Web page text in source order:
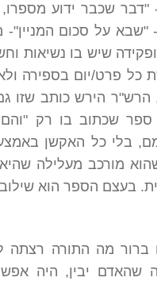
"דבר שכבר ידוע
"שבא על סכום המניין"-
ופקידה שיש בו נשיאות
כל פרט/יום בספירה
הרש"ר הירש כותב שזו
ספר שכתוב בו רק
בלי כל האקשן
מורכב מעלילה
בעצם הספר הוא
ברור מה התורה רצתה
שהאדם יבין, היה